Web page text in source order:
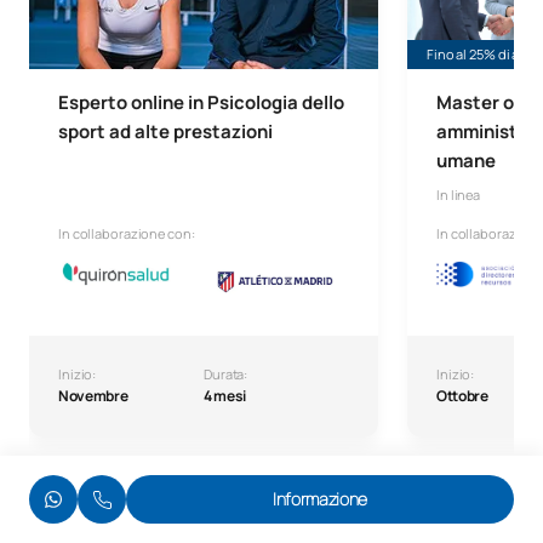
Esperto online in Psicologia dello
sport ad alte prestazioni
In collaborazione con:
Inizio:
Novembre
Durata:
4 mesi
Fino al 25% di
Master
umane
In linea
In
Inizio:
Ottobre
Informazione